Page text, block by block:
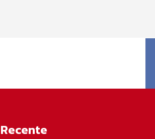
Recente